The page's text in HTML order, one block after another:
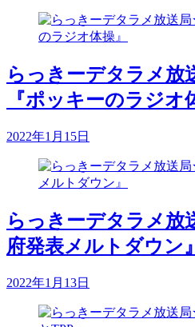
らっきーデタラメ
『ポッキーのラジオ
2022年1月15日
らっきーデタラメ
府発表メルトダウン』
2022年1月13日